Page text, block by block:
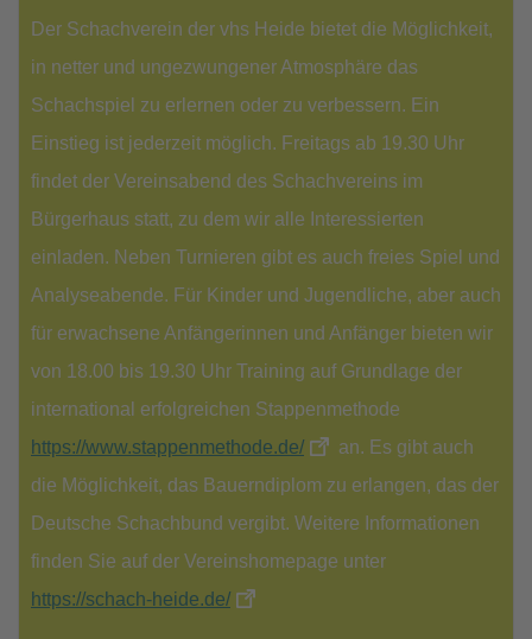
Der Schachverein der vhs Heide bietet die Möglichkeit,
in netter und ungezwungener Atmosphäre das
Schachspiel zu erlernen oder zu verbessern. Ein
Einstieg ist jederzeit möglich. Freitags ab 19.30 Uhr
findet der Vereinsabend des Schachvereins im
Bürgerhaus statt, zu dem wir alle Interessierten
einladen. Neben Turnieren gibt es auch freies Spiel und
Analyseabende. Für Kinder und Jugendliche, aber auch
für erwachsene Anfängerinnen und Anfänger bieten wir
von 18.00 bis 19.30 Uhr Training auf Grundlage der
international erfolgreichen Stappenmethode
https://www.stappenmethode.de/
an. Es gibt auch
die Möglichkeit, das Bauerndiplom zu erlangen, das der
Deutsche Schachbund vergibt. Weitere Informationen
finden Sie auf der Vereinshomepage unter
https://schach-heide.de/